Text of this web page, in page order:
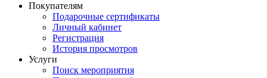
Покупателям
Подарочные сертификаты
Личный кабинет
Регистрация
История просмотров
Услуги
Поиск мероприятия